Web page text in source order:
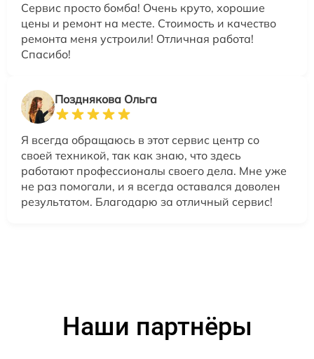
Сервис просто бомба! Очень круто, хорошие
цены и ремонт на месте. Стоимость и качество
ремонта меня устроили! Отличная работа!
Спасибо!
Позднякова Ольга
Я всегда обращаюсь в этот сервис центр со
своей техникой, так как знаю, что здесь
работают профессионалы своего дела. Мне уже
не раз помогали, и я всегда оставался доволен
результатом. Благодарю за отличный сервис!
Наши партнёры